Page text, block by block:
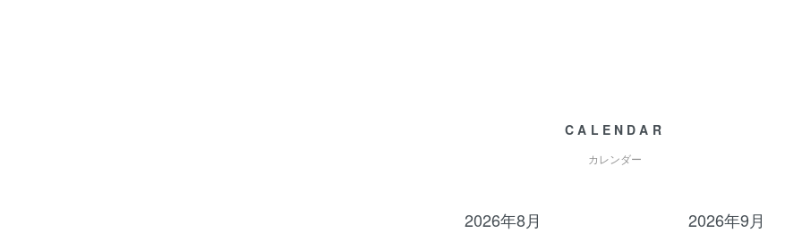
CALENDAR
カレンダー
2026年8月 2026年9月